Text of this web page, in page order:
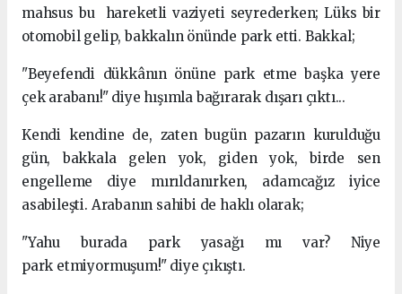
mahsus bu hareketli vaziyeti seyrederken; Lüks bir
otomobil gelip, bakkalın önünde park etti. Bakkal;
"Beyefendi dükkânın önüne park etme başka yere
çek arabanı!" diye hışımla bağırarak dışarı çıktı...
Kendi kendine de, zaten bugün pazarın kurulduğu
gün, bakkala gelen yok, giden yok, birde sen
engelleme diye mırıldanırken, adamcağız iyice
asabileşti. Arabanın sahibi de haklı olarak;
"Yahu burada park yasağı mı var? Niye
park etmiyormuşum!" diye çıkıştı.